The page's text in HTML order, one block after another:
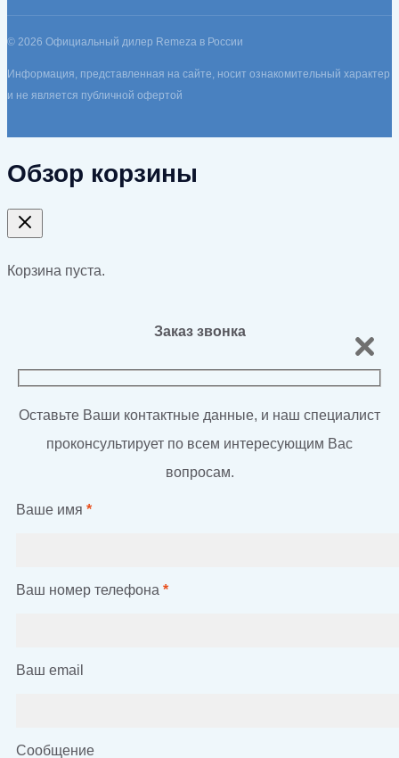
© 2026 Официальный дилер Remeza в России
Информация, представленная на сайте, носит ознакомительный характер
и не является публичной офертой
Обзор корзины
Корзина пуста.
Заказ звонка
Оставьте Ваши контактные данные, и наш специалист
проконсультирует по всем интересующим Вас
вопросам.
Ваше имя *
Ваш номер телефона *
Ваш email
Сообщение